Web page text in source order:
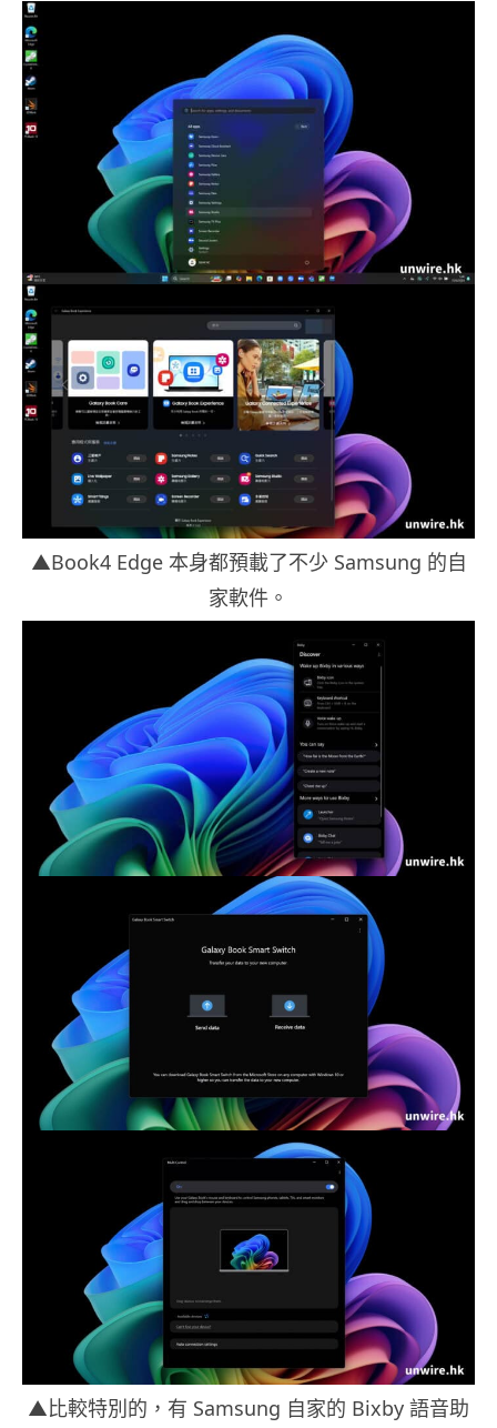
▲Book4 Edge 本身都預載了不少 Samsung 的自
家軟件。
▲比較特別的，有 Samsung 自家的 Bixby 語音助